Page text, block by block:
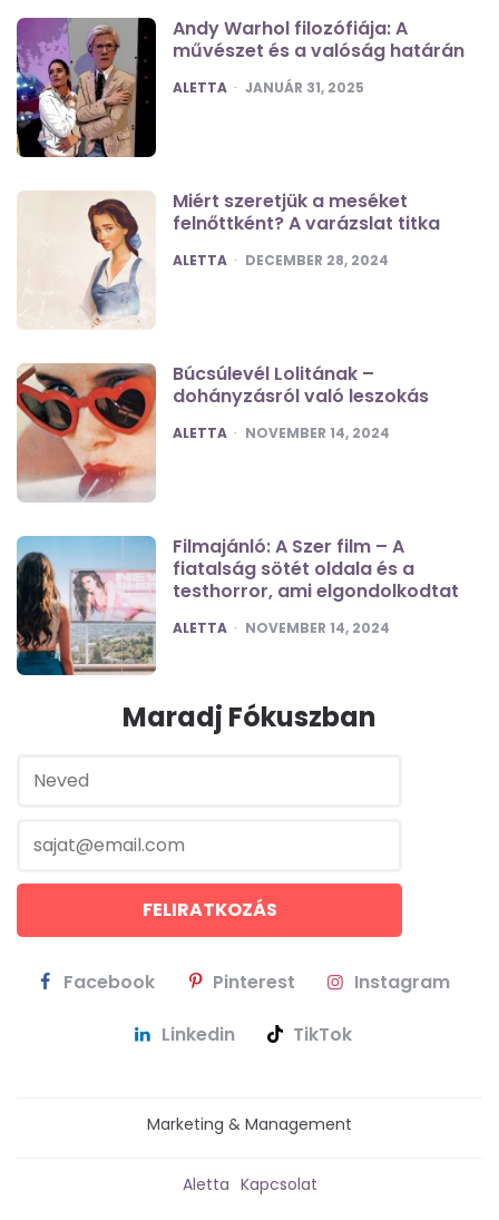
Andy Warhol filozófiája: A
művészet és a valóság határán
POSTED
ALETTA JANUÁR 31, 2025
Miért szeretjük a meséket
felnőttként? A varázslat titka
POSTED
ALETTA DECEMBER 28, 2024
Búcsúlevél Lolitának –
dohányzásról való leszokás
POSTED
ALETTA NOVEMBER 14, 2024
Filmajánló: A Szer film – A
fiatalság sötét oldala és a
testhorror, ami elgondolkodtat
POSTED
ALETTA NOVEMBER 14, 2024
Maradj Fókuszban
Facebook Pinterest Instagram
Linkedin TikTok
Marketing & Management
Aletta Kapcsolat